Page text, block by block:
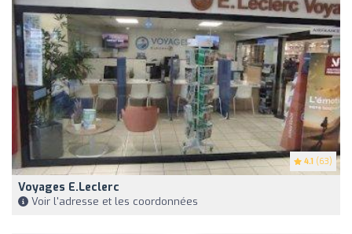
4.1 (63)
Voyages E.Leclerc
Voir l'adresse et les coordonnées